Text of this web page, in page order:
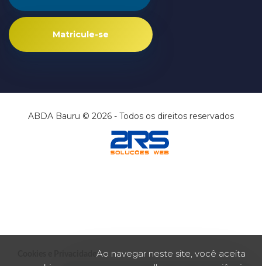
Matricule-se
ABDA Bauru © 2026 - Todos os direitos reservados
Ao navegar neste site, você aceita